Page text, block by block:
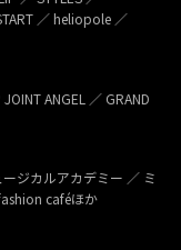
／ heliopole ／
ANGEL ／ GRAND
ジカルアカデミー ／ ミ
caféほか